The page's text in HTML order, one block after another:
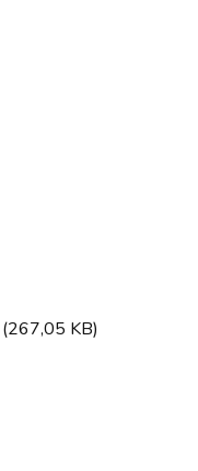
(267,05 KB)